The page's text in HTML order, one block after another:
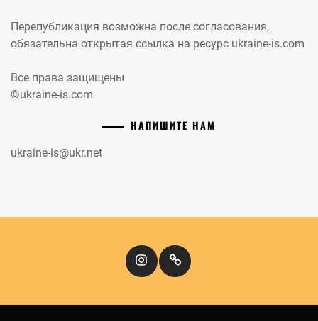
Перепубликация возможна после согласования,
обязательна открытая ссылка на ресурс ukraine-is.com
Все права защищены
©ukraine-is.com
НАПИШИТЕ НАМ
ukraine-is@ukr.net
InstagramКіномандри